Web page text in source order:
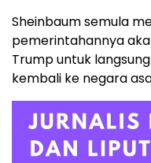
Sheinbaum semula
pemerintahannya
Trump untuk
kembali ke negara